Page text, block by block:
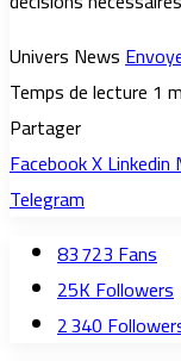
Univers News
Temps de lecture 1
Partager
FacebookXLinkedin
Telegram
83 723Fans
25KFollowers
2 340